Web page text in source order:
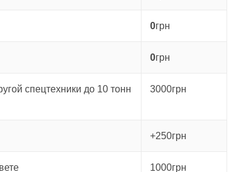
0грн
0грн
спецтехники до 10 тонн
3000грн
+250грн
1000грн